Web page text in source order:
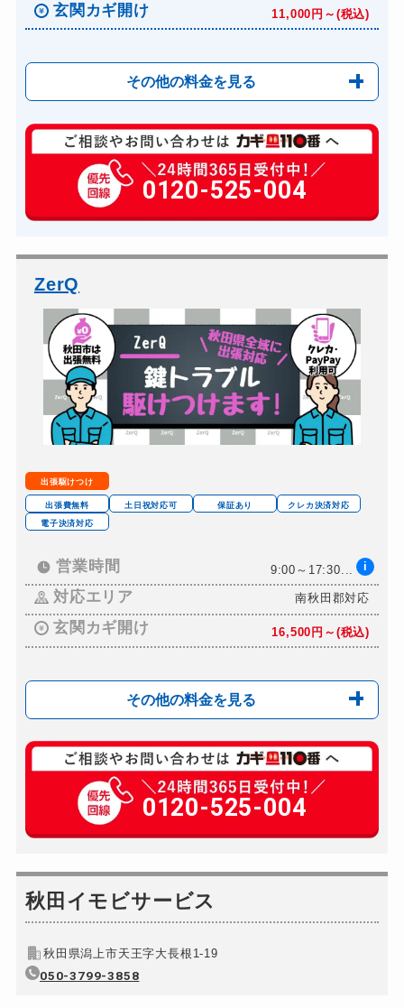
玄関カギ開け 11,000円～(税込)
その他の料金を見る
玄関カギ修理 6,600円～(税込)
玄関カギ作成 14,300円～(税込)
玄関カギ交換 14,300円～(税込)
バイクカギ開け
バイクカギ作成 16,500円～(税込)
スーツケースカギ開け 8,800円～(税込)
金庫カギ開け 14,300円～(税込)
金庫カギ交換 11,000円～(税込)
ロッカーカギ開け 8,800円～(税込)
ドアノブカギ作成 8,800円～(税込)
ドアノブカギ交換
0120-525-004
ZerQ
出張駆けつけ
出張費無料 土日祝対応可 保証あり
クレカ決済対応
電子決済対応
営業時間 9:00～17:30... i
対応エリア 南秋田郡対応
玄関カギ開け 16,500円～(税込)
その他の料金を見る
玄関カギ修理 別途お見積り
玄関カギ作成 別途お見積り
玄関カギ交換 別途お見積り
スーツケースカギ作成
金庫カギ開け
金庫カギ修理
0120-525-004
秋田イモビサービス
秋田県潟上市天王字大長根1-19
050-3799-3858